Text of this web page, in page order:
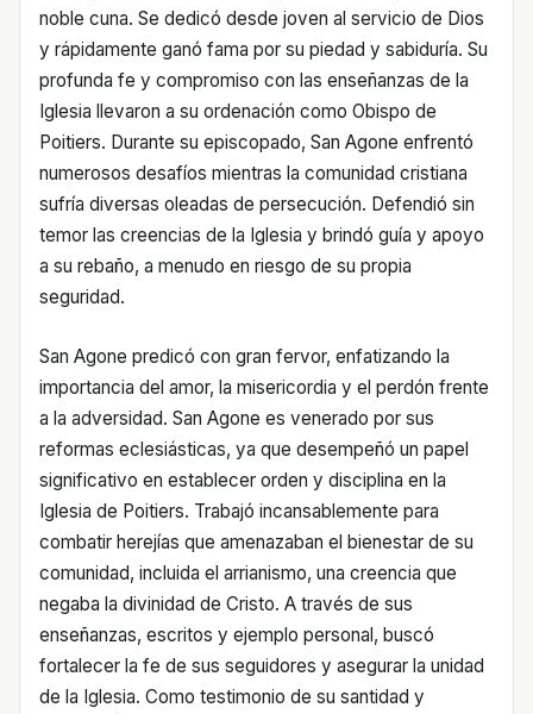
noble cuna. Se dedicó desde joven al servicio de Dios
y rápidamente ganó fama por su piedad y sabiduría. Su
profunda fe y compromiso con las enseñanzas de la
Iglesia llevaron a su ordenación como Obispo de
Poitiers. Durante su episcopado, San Agone enfrentó
numerosos desafíos mientras la comunidad cristiana
sufría diversas oleadas de persecución. Defendió sin
temor las creencias de la Iglesia y brindó guía y apoyo
a su rebaño, a menudo en riesgo de su propia
seguridad.
San Agone predicó con gran fervor, enfatizando la
importancia del amor, la misericordia y el perdón frente
a la adversidad. San Agone es venerado por sus
reformas eclesiásticas, ya que desempeñó un papel
significativo en establecer orden y disciplina en la
Iglesia de Poitiers. Trabajó incansablemente para
combatir herejías que amenazaban el bienestar de su
comunidad, incluida el arrianismo, una creencia que
negaba la divinidad de Cristo. A través de sus
enseñanzas, escritos y ejemplo personal, buscó
fortalecer la fe de sus seguidores y asegurar la unidad
de la Iglesia. Como testimonio de su santidad y